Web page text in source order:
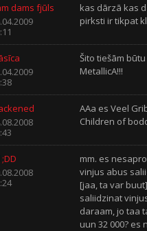
dams fjūls
kas dārzā kas
pirksti ir tikpat
Šito tiešām
MetallicA!!!
AAa es Veel
Children of
mm. es
vinjus abus
[jaa, ta var
saliidzinat
daraam, jo taa
uun 32 000?